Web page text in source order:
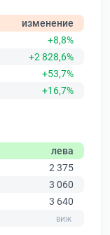
изменение
+8,8%
+2 828,6%
+53,7%
+16,7%
лева
2 375
3 060
3 640